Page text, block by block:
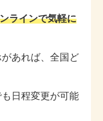
ラインで気軽に
あれば、全国ど
日程変更が可能